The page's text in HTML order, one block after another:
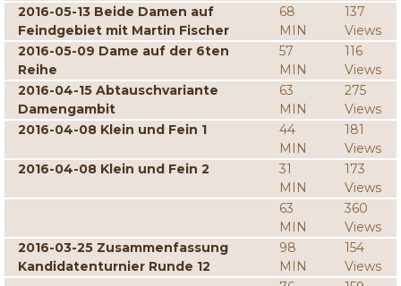
2016-05-13 Beide Damen auf
Feindgebiet mit Martin Fischer
68
MIN
137
Views
2016-05-09 Dame auf der 6ten
Reihe
57
MIN
116
Views
2016-04-15 Abtauschvariante
Damengambit
63
MIN
275
Views
2016-04-08 Klein und Fein 1
44
MIN
181
Views
2016-04-08 Klein und Fein 2
31
MIN
173
Views
63
MIN
360
Views
2016-03-25 Zusammenfassung
Kandidatenturnier Runde 12
98
MIN
154
Views